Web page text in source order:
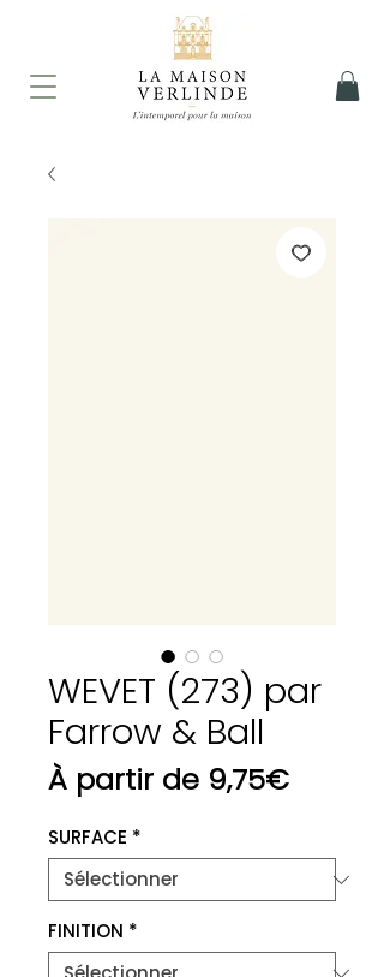
WEVET (273) par
Farrow & Ball
À partir de 9,75€Prix
SURFACE *
FINITION *